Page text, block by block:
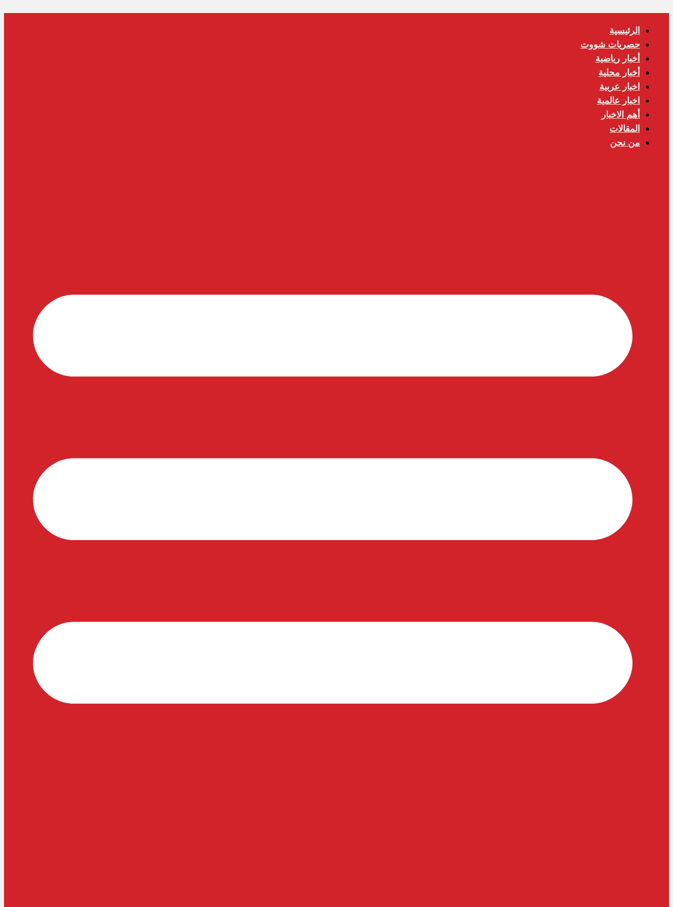
الرئيسية
حصريات شووت
أخبار رياضية
أخبار محلية
اخبار عربية
اخبار عالمية
أهم الاخبار
المقالات
من نحن